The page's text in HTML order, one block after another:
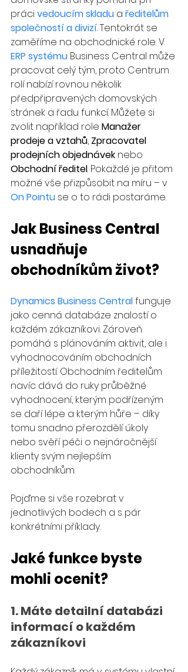
práci vedoucím skladu a ředitelům
společností a divizí. Tentokrát se
zaměříme na obchodnické role. V
ERP systému Business Central může
pracovat celý tým, proto Centrum
rolí nabízí rovnou několik
předpřipravených domovských
stránek a řadu funkcí. Můžete si
zvolit například role Manažer
prodeje a vztahů, Zpracovatel
prodejních objednávek nebo
Obchodní ředitel. Pokaždé je přitom
možné vše přizpůsobit na míru – v
On Pointu se o to rádi postaráme.
Jak Business Central
usnadňuje
obchodníkům život?
Dynamics Business Centralfunguje
jako cenná databáze znalostí o
každém zákazníkovi. Zároveň
pomáhá s plánováním aktivit, ale i
vyhodnocováním obchodních
příležitostí. Obchodním ředitelům
navíc dává do ruky průběžné
vyhodnocení, kterým podřízeným
se daří lépe a kterým hůře – díky
tomu snadno přerozdělí úkoly
nebo svěří péči o nejnáročnější
klienty svým nejlepším
obchodníkům.
Pojďme si vše rozebrat v
jednotlivých bodech a s pár
konkrétními příklady.
Jaké funkce byste
mohli ocenit?
1. Máte detailní databázi
informací o každém
zákazníkovi